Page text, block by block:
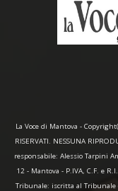
La Voce di Mantova -
RISERVATI. NESSUNA
responsabile: Alessio Tarpini
12 - Mantova - P.IVA, C.F. e
Tribunale: iscritta al